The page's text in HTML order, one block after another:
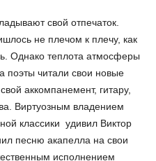
свой отпечаток.
не плечом к плечу, как
Однако теплота атмосферы
поэты читали свои новые
аккомпанемент, гитару,
Виртуозным владением
классики удивил Виктор
песню акапелла на свои
исполнением